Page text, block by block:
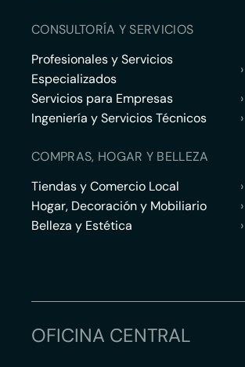
CONSULTORÍA Y SERVICIOS
Profesionales y Servicios
Especializados
›
Servicios para Empresas
›
Ingeniería y Servicios Técnicos
›
COMPRAS, HOGAR Y BELLEZA
Tiendas y Comercio Local
›
Hogar, Decoración y Mobiliario
›
Belleza y Estética
›
OFICINA CENTRAL